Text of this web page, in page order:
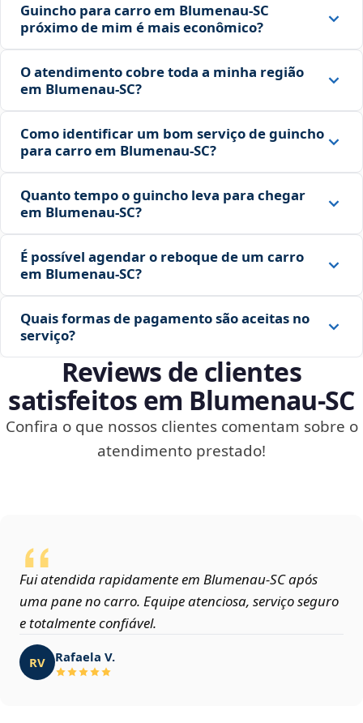
Guincho para carro em Blumenau‑SC
próximo de mim é mais econômico?
O atendimento cobre toda a minha região
em Blumenau‑SC?
Como identificar um bom serviço de guincho
para carro em Blumenau‑SC?
Quanto tempo o guincho leva para chegar
em Blumenau‑SC?
É possível agendar o reboque de um carro
em Blumenau‑SC?
Quais formas de pagamento são aceitas no
serviço?
Reviews de clientes
satisfeitos em Blumenau‑SC
Confira o que nossos clientes comentam sobre o
atendimento prestado!
Fui atendida rapidamente em Blumenau‑SC após
uma pane no carro. Equipe atenciosa, serviço seguro
e totalmente confiável.
RV Rafaela V.